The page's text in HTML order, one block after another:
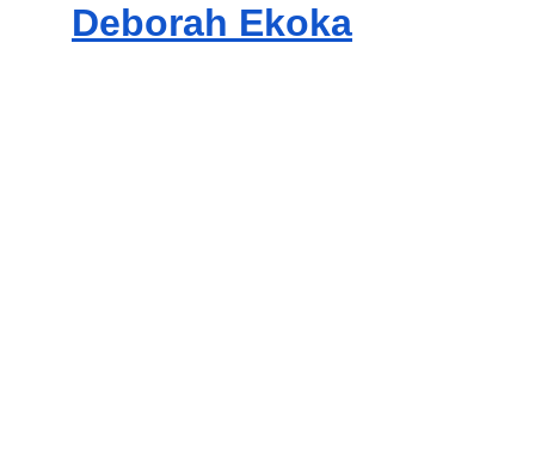
Deborah Ekoka